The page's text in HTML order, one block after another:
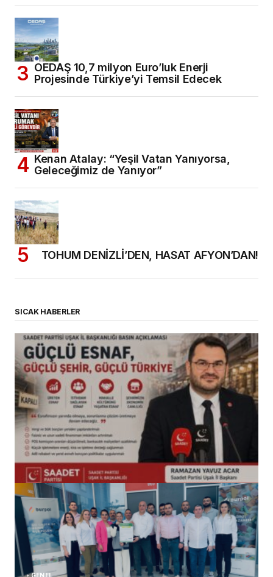
OEDAŞ 10,7 milyon Euro’luk Enerji
Projesinde Türkiye’yi Temsil Edecek
Kenan Atalay: “Yeşil Vatan Yanıyorsa,
Geleceğimiz de Yanıyor”
TOHUM DENİZLİ’DEN, HASAT AFYON’DAN!
SICAK HABERLER
(başlıksız)
Alaattin Karahan tarafından 14/07/2026
GENEL